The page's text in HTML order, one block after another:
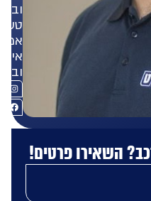
ובפתרונות
אמינים,
איכותיים
ובטוחים.
פרטים!